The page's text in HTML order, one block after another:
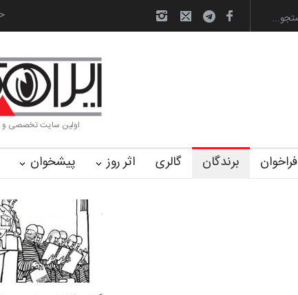
به یاد اردوغان باشول لیست شرکت کنندگان یازدهمین جشنواره بین‌المل…
اولین سایت تخصصی و
فراخوان برندگان گالری اثر روز پیشخوان